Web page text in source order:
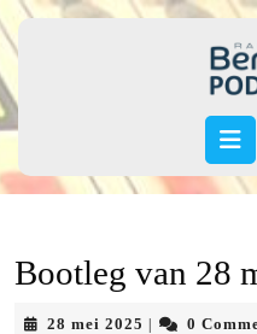
Skip
to
Bootleg van 28
28 mei 2025 28
0